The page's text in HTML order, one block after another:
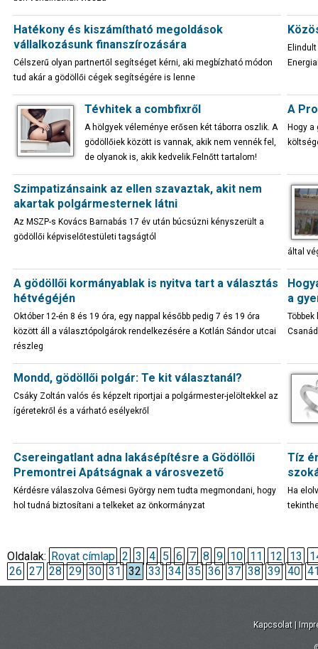
Hatékony és kiszámítható megoldások
vállalkozásunk finanszírozására
Célszerű olyan partnertől segítséget kérni, aki megbízható módon
tud akár a gödöllői cégek segítségére is lenne
Tévhitek a combfixről
A hölgyek véleménye erősen két táborra oszlik. A
gödöllőiek között is vannak, akik nem vennék fel,
de olyanok is, akik kedvelik.Felnőtt tartalom!
A
Hogy
Szimpatizánsaink az ellen szavaztak, akit nem
akartak polgármesternek látni
Az MSZP-s Kovács Barnabás 17 év után búcsúzni kényszerült a
gödöllői képviselőtestületi tagságtól
által
A gödöllői kormányablak is nyitva tart a választás
hétvégéjén
Október 12-én 8 és 19 óra, egy nappal később pedig 7 és 19 óra
között áll a választópolgárok rendelkezésére a Kotlán Sándor utcai
részleg
a
Mondd, gödöllői polgár: Te kit választanál?
Csáky Zoltán valós és képzelt riportjai a polgármester-jelöltekkel az
ígéretekről és a várható esélyekről
Csereingatlant adna lakásépítésre a Gödöllői
Premontrei Apátságnak a városvezető
Kérdésre válaszolva Gémesi György nem tudta megmondani, hogy
hol tudná biztosítani a telkeket az önkormányzat
Tíz
Ha
Oldalak: Rovat címlap 2 3 4 5 6 7 8 9 10 11 12 13
26 27 28 29 30 31 32 33 34 35 36 37 38 39 40
Kapcsolat |